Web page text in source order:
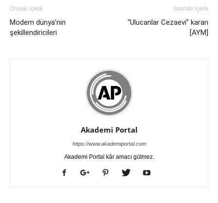
Önceki İçerik
Modern dünya’nin
şekillendiricileri
Sonraki İçerik
“Ulucanlar Cezaevi” kararı
[AYM]
Akademi Portal
https://www.akademiportal.com
Akademi Portal kâr amacı gütmez.